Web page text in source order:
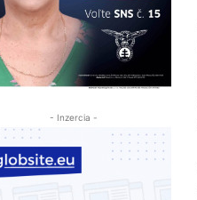
- Inzercia -